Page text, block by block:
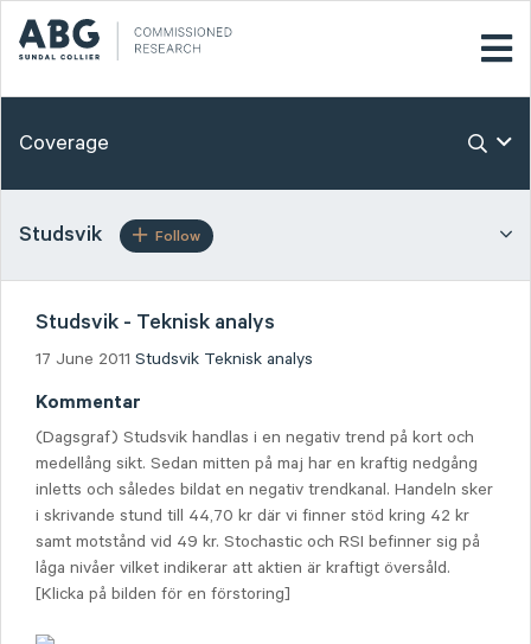
Coverage
Studsvik Follow
Studsvik - Teknisk analys
17 June 2011 Studsvik Teknisk analys
Kommentar
(Dagsgraf) Studsvik handlas i en negativ trend på kort och
medellång sikt. Sedan mitten på maj har en kraftig nedgång
inletts och således bildat en negativ trendkanal. Handeln sker
i skrivande stund till 44,70 kr där vi finner stöd kring 42 kr
samt motstånd vid 49 kr. Stochastic och RSI befinner sig på
låga nivåer vilket indikerar att aktien är kraftigt översåld.
[Klicka på bilden för en förstoring]